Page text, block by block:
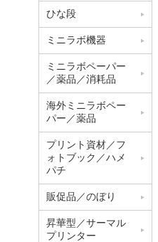
ひな段
ミニラボ機器
ミニラボペーパー
／薬品／消耗品
海外ミニラボペー
パー／薬品
プリント資材／フ
ォトブック／ハメ
パチ
販促品／のぼり
昇華型／サーマル
プリンター